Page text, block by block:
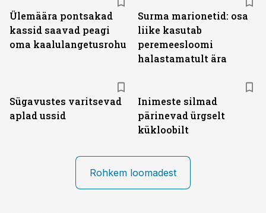
Ülemäära pontsakad
kassid saavad peagi
oma kaalulangetusrohu
Surma marionetid: osa
liike kasutab
peremeesloomi
halastamatult ära
Sügavustes varitsevad
aplad ussid
Inimeste silmad
pärinevad ürgselt
kükloobilt
Rohkem loomadest